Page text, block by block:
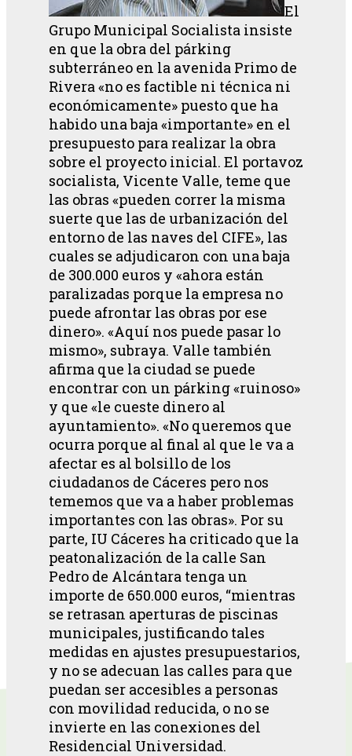
El
Grupo Municipal Socialista insiste
en que la obra del párking
subterráneo en la avenida Primo de
Rivera «no es factible ni técnica ni
económicamente» puesto que ha
habido una baja «importante» en el
presupuesto para realizar la obra
sobre el proyecto inicial. El portavoz
socialista, Vicente Valle, teme que
las obras «pueden correr la misma
suerte que las de urbanización del
entorno de las naves del CIFE», las
cuales se adjudicaron con una baja
de 300.000 euros y «ahora están
paralizadas porque la empresa no
puede afrontar las obras por ese
dinero». «Aquí nos puede pasar lo
mismo», subraya. Valle también
afirma que la ciudad se puede
encontrar con un párking «ruinoso»
y que «le cueste dinero al
ayuntamiento». «No queremos que
ocurra porque al final al que le va a
afectar es al bolsillo de los
ciudadanos de Cáceres pero nos
tememos que va a haber problemas
importantes con las obras». Por su
parte, IU Cáceres ha criticado que la
peatonalización de la calle San
Pedro de Alcántara tenga un
importe de 650.000 euros, “mientras
se retrasan aperturas de piscinas
municipales, justificando tales
medidas en ajustes presupuestarios,
y no se adecuan las calles para que
puedan ser accesibles a personas
con movilidad reducida, o no se
invierte en las conexiones del
Residencial Universidad.